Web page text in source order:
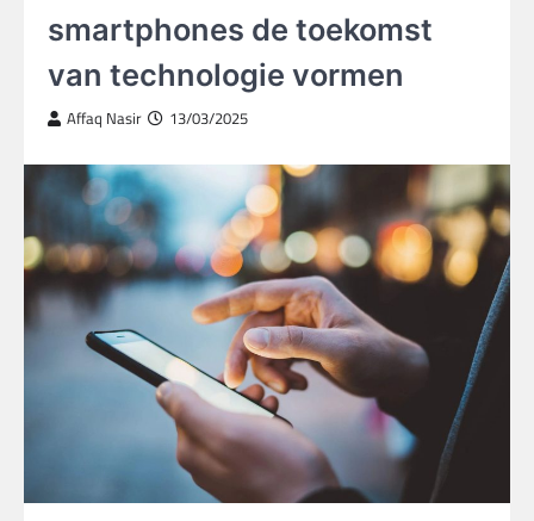
smartphones de toekomst
van technologie vormen
Affaq Nasir 13/03/2025